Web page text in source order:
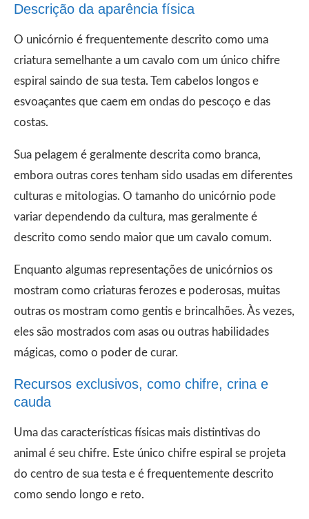
Descrição da aparência física
O unicórnio é frequentemente descrito como uma
criatura semelhante a um cavalo com um único chifre
espiral saindo de sua testa. Tem cabelos longos e
esvoaçantes que caem em ondas do pescoço e das
costas.
Sua pelagem é geralmente descrita como branca,
embora outras cores tenham sido usadas em diferentes
culturas e mitologias. O tamanho do unicórnio pode
variar dependendo da cultura, mas geralmente é
descrito como sendo maior que um cavalo comum.
Enquanto algumas representações de unicórnios os
mostram como criaturas ferozes e poderosas, muitas
outras os mostram como gentis e brincalhões. Às vezes,
eles são mostrados com asas ou outras habilidades
mágicas, como o poder de curar.
Recursos exclusivos, como chifre, crina e
cauda
Uma das características físicas mais distintivas do
animal é seu chifre. Este único chifre espiral se projeta
do centro de sua testa e é frequentemente descrito
como sendo longo e reto.